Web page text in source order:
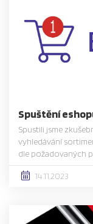
Spuštění
Spustili jsme
vyhledávání
dle požadovaných
14.11.2023